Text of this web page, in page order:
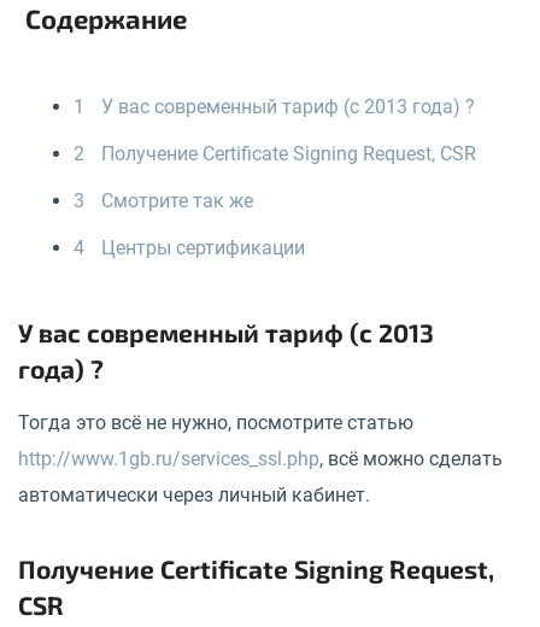
Содержание
1 У вас современный тариф (с 2013 года) ?
2 Получение Certificate Signing Request, CSR
3 Смотрите так же
4 Центры сертификации
У вас современный тариф (с 2013
года) ?
Тогда это всё не нужно, посмотрите статью
http://www.1gb.ru/services_ssl.php, всё можно сделать
автоматически через личный кабинет.
Получение Certificate Signing Request,
CSR